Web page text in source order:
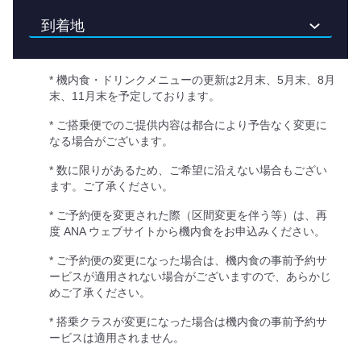
* 機内食・ドリンクメニューの更新は2月末、5月末、8月
末、11月末を予定しております。
* ご搭乗便でのご提供内容は都合により予告なく変更に
なる場合がございます。
* 数に限りがあるため、ご希望に沿えない場合もござい
ます。ご了承ください。
* ご予約便を変更された際（区間変更を伴う等）は、再
度 ANA ウェブサイトから機内食をお申込みください。
* ご予約便の変更になった場合は、機内食の事前予約サ
ービスが適用されない場合がございますので、あらかじ
めご了承ください。
* 搭乗クラスが変更になった場合は機内食の事前予約サ
ービスは適用されません。